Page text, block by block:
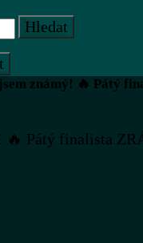
známý! 🔥 Pátý
Pátý finalista